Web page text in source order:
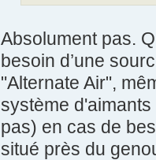
Absolument pas.
besoin d’une
"Alternate Air",
système
pas) en cas de
situé près du